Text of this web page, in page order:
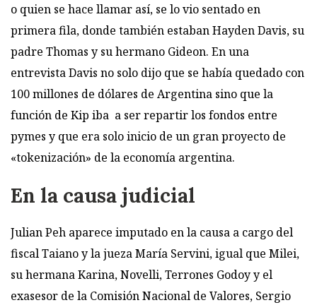
o quien se hace llamar así, se lo vio sentado en
primera fila, donde también estaban Hayden Davis, su
padre Thomas y su hermano Gideon. En una
entrevista Davis no solo dijo que se había quedado con
100 millones de dólares de Argentina sino que la
función de Kip iba a ser repartir los fondos entre
pymes y que era solo inicio de un gran proyecto de
«tokenización» de la economía argentina.
En la causa judicial
Julian Peh aparece imputado en la causa a cargo del
fiscal Taiano y la jueza María Servini, igual que Milei,
su hermana Karina, Novelli, Terrones Godoy y el
exasesor de la Comisión Nacional de Valores, Sergio